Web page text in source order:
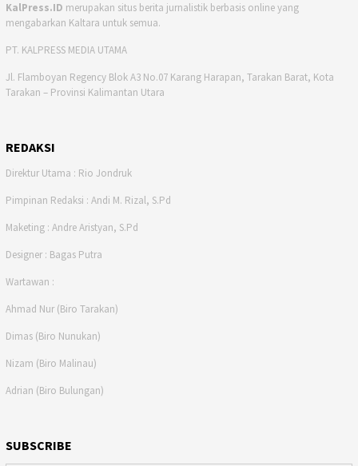
KalPress.ID merupakan situs berita jurnalistik berbasis online yang
mengabarkan Kaltara untuk semua.
PT. KALPRESS MEDIA UTAMA
Jl. Flamboyan Regency Blok A3 No.07 Karang Harapan, Tarakan Barat, Kota
Tarakan – Provinsi Kalimantan Utara
REDAKSI
Direktur Utama : Rio Jondruk
Pimpinan Redaksi : Andi M. Rizal, S.Pd
Maketing : Andre Aristyan, S.Pd
Designer : Bagas Putra
Wartawan :
Ahmad Nur (Biro Tarakan)
Dimas (Biro Nunukan)
Nizam (Biro Malinau)
Adrian (Biro Bulungan)
SUBSCRIBE